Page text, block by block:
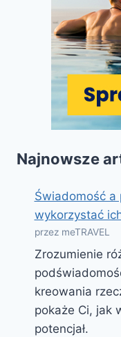
Najnowsze
Świadomość a
wykorzystać
przez meTRAVEL
Zrozumienie
kreowania
pokaże Ci, jak
potencjał.